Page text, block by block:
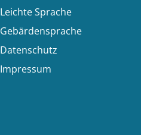
Leichte Sprache
Gebärdensprache
Datenschutz
Impressum